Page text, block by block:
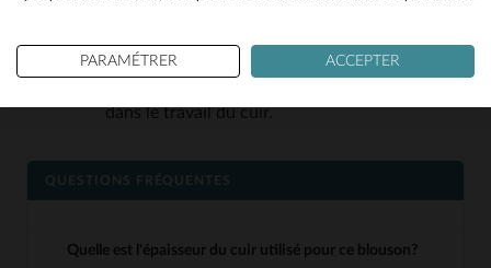
mais qui gagne en caractère avec les années.
Fabrication: un pays réputé pour son expertise
dans le travail du cuir.
QUESTIONS FRÉQUENTES
Quelle est l'épaisseur du cuir utilisé pour ce blouson?
PARAMÉTRER ACCEPTER